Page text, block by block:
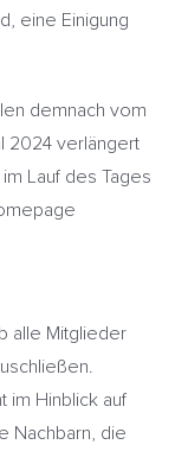
eine Einigung
demnach vom
2024 verlängert
Lauf des Tages
alle Mitglieder
im Hinblick auf
Nachbarn, die